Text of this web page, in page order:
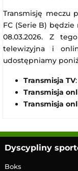
Transmisję meczu
FC (Serie B)
08.03.2026. Z
telewizyjna i
udostępniamy
Transmisja TV:
Transmisja
Transmisja
Dyscypliny
Boks